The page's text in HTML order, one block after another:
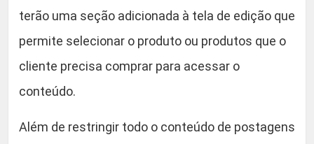
d
n
q
n
terão uma seção adicionada à tela de edição que
permite selecionar o produto ou produtos que o
cliente precisa comprar para acessar o
conteúdo.
Além de restringir todo o conteúdo de postagens